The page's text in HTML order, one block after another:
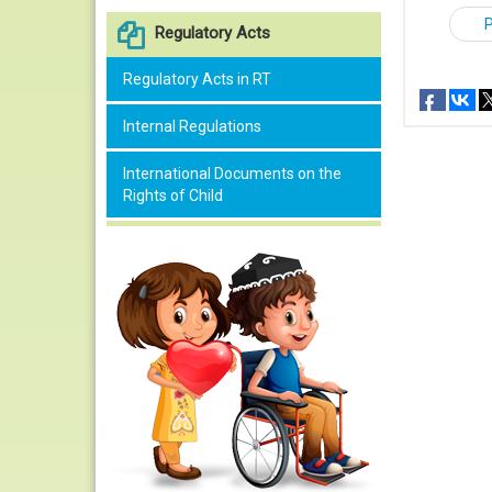
Regulatory Acts
Regulatory Acts in RT
Internal Regulations
International Documents on the
Rights of Child